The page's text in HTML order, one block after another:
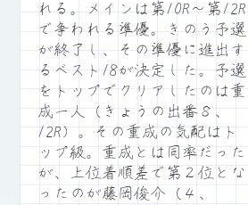
れる。メインは第10R～第12R
で争われる準優。きのう予選
が終了し、その準優に進出す
るベスト18が決定した。予選
をトップでクリアしたのは重
成一人（きょうの出番８、
12R）。その重成の気配はト
ップ級。重成とは同率だった
が、上位着順差で第２位とな
ったのが藤岡俊介（４、